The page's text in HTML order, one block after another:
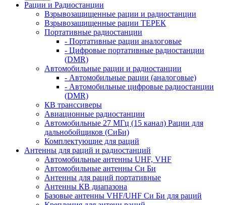
Рации и Радиостанции
Взрывозащищенные рации и радиостанции
Взрывозащищенные рации ТЕРЕК
Портативные радиостанции
- Портативные рации аналоговые
- Цифровые портативные радиостанции
(DMR)
Автомобильные рации и радиостанции
- Автомобильные рации (аналоговые)
- Автомобильные цифровые радиостанции
(DMR)
КВ транссиверы
Авиационные радиостанции
Автомобильные 27 МГц (15 канал) Рации для
дальнобойщиков (СиБи)
Комплектующие для раций
Антенны для раций и радиостанций
Автомобильные антенны UHF, VHF
Автомобильные антенны Си Би
Антенны для раций портативные
Антенны КВ диапазона
Базовые антенны VHF/UHF Си Би для раций